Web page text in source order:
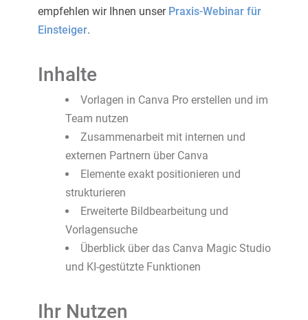
empfehlen wir Ihnen unser Praxis-Webinar für
Einsteiger.
Inhalte
Vorlagen in Canva Pro erstellen und im
Team nutzen
Zusammenarbeit mit internen und
externen Partnern über Canva
Elemente exakt positionieren und
strukturieren
Erweiterte Bildbearbeitung und
Vorlagensuche
Überblick über das Canva Magic Studio
und KI-gestützte Funktionen
Ihr Nutzen